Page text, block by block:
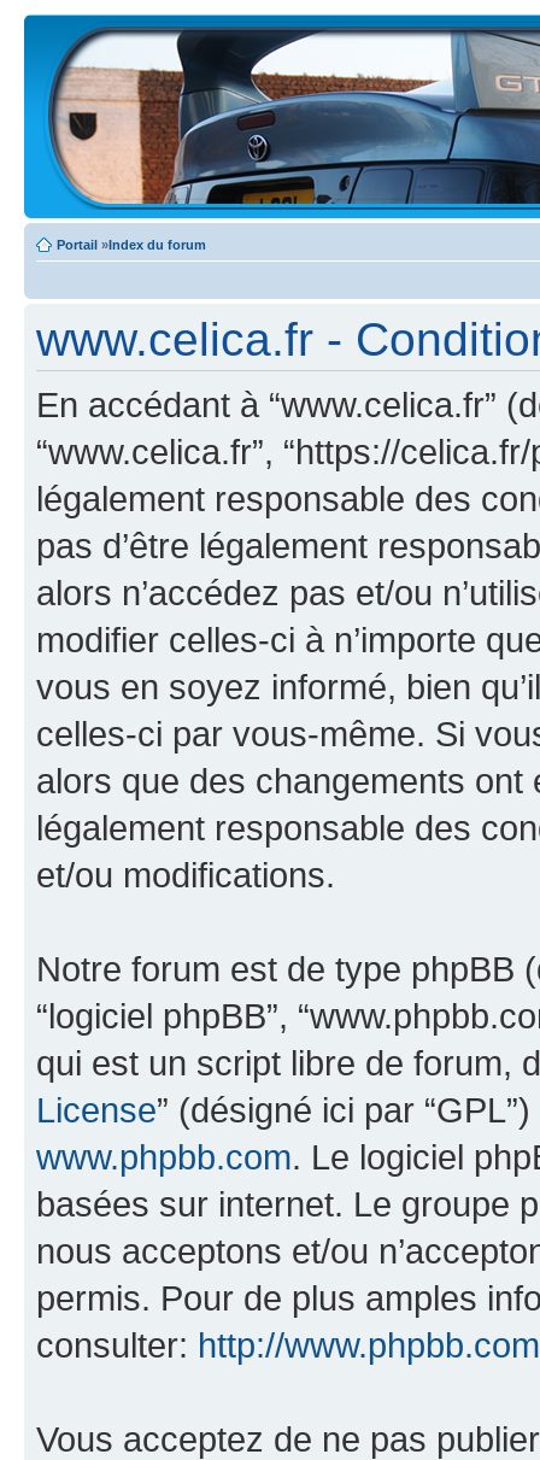
Portail »Index du forum
www.celica.fr -
En accédant à “www.celica.fr”
“www.celica.fr”, “https://
légalement responsable des
pas d’être légalement
alors n’accédez pas et/ou
modifier celles-ci à n’importe
vous en soyez informé, bien
celles-ci par vous-même. Si
alors que des changements ont
légalement responsable des
et/ou modifications.
Notre forum est de type phpBB
“logiciel phpBB”,
qui est un script libre de forum,
License” (désigné ici par
www.phpbb.com. Le logiciel
basées sur internet. Le groupe
nous acceptons et/ou
permis. Pour de plus amples
consulter: http://
Vous acceptez de ne pas